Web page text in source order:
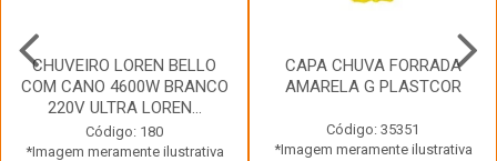
CHUVEIRO LOREN BELLO
COM CANO 4600W BRANCO
220V ULTRA LOREN...
Código: 180
*Imagem meramente ilustrativa
CAPA CHUVA FORRADA
AMARELA G PLASTCOR
Código: 35351
*Imagem meramente ilustrativa